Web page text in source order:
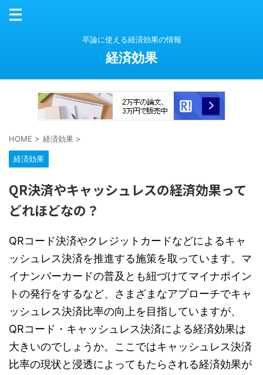
卒論に使える経済効果の情報
経済効果
HOME > 経済効果 >
経済効果
QR決済やキャッシュレスの経済効果って
どれほどなの？
QRコード決済やクレジットカードなどによるキャ
ッシュレス決済を推進する施策を取っています。マ
イナンバーカードの普及とも紐づけてマイナポイン
トの発行をするなど、さまざまなアプローチでキャ
ッシュレス決済比率の向上を目指していますが、
QRコード・キャッシュレス決済による経済効果は
大きいのでしょうか。ここではキャッシュレス決済
比率の現状と浸透によってもたらされる経済効果が